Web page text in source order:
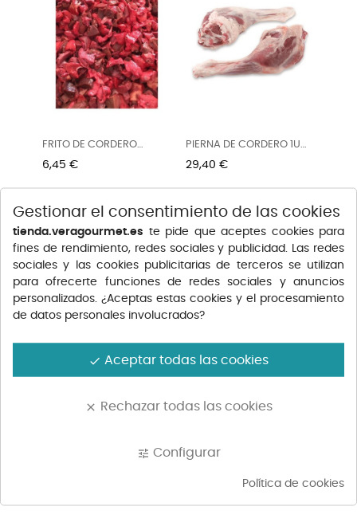
FRITO DE CORDERO
CORTADO...
Precio
6,45 €
PIERNA DE CORDERO 1U
(1,8KG...
Precio
29,40 €
CORDERO...
Precio
35,25 €
Gestionar el consentimiento de las cookies
tienda.veragourmet.es te pide que aceptes cookies para
fines de rendimiento, redes sociales y publicidad. Las redes
sociales y las cookies publicitarias de terceros se utilizan
para ofrecerte funciones de redes sociales y anuncios
personalizados. ¿Aceptas estas cookies y el procesamiento
de datos personales involucrados?
done Aceptar todas las cookies
clear Rechazar todas las cookies
tune Configurar
Política de cookies